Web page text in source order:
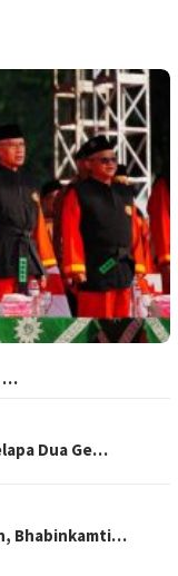
…
Dua Ge…
Bhabinkamti…